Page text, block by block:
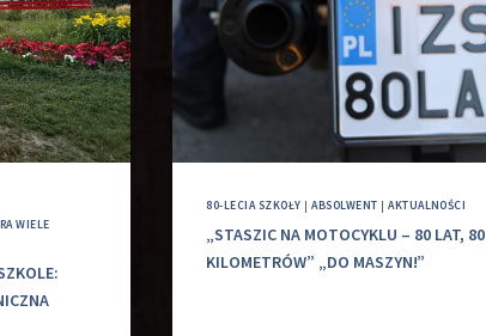
WIELE
80-LECIA SZKOŁY |ABSOLWENT |AKTUALNOŚCI
„STASZIC NA MOTOCYKLU – 80 LAT, 80
KILOMETRÓW” „DO MASZYN!”